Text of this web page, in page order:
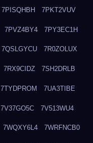
7PISQHBH 7PKT2VUV
7PVZ4BY4 7PY3EC1H
7QSLGYCU 7R0ZOLUX
7RX9CIDZ 7SH2DRLB
7TYDPROM 7UA3TIBE
7V37GO5C 7V513WU4
7WQXY6L4 7WRFNCB0